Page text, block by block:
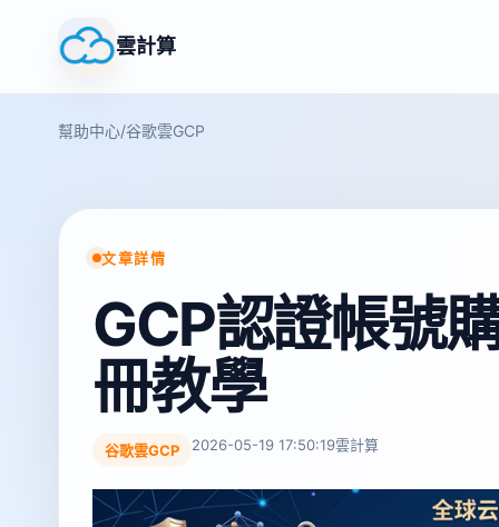
雲計算
幫助中心/谷歌雲GCP
文章詳情
GCP認證帳號
冊教學
谷歌雲GCP 2026-05-19 17:50:19雲計算